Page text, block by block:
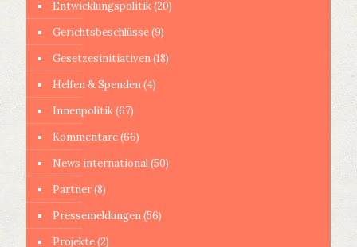
Entwicklungspolitik(20)
Gerichtsbeschlüsse(9)
Gesetzesinitiativen(18)
Helfen & Spenden(4)
Innenpolitik(67)
Kommentare(66)
News international(50)
Partner(8)
Pressemeldungen(56)
Projekte(2)